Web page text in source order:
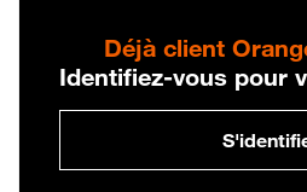
Déjà client
Identifiez-vous pour